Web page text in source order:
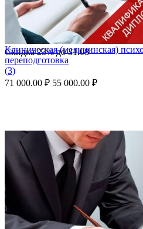
Скидка23%до31.08
Клиническая (медицинская)
переподготовка
(3)
71 000.00 ₽ 55 000.00 ₽